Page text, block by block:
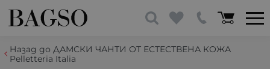
Назад до ДАМСКИ ЧАНТИ ОТ ЕСТЕСТВЕНА КОЖА
Pelletteria Italia